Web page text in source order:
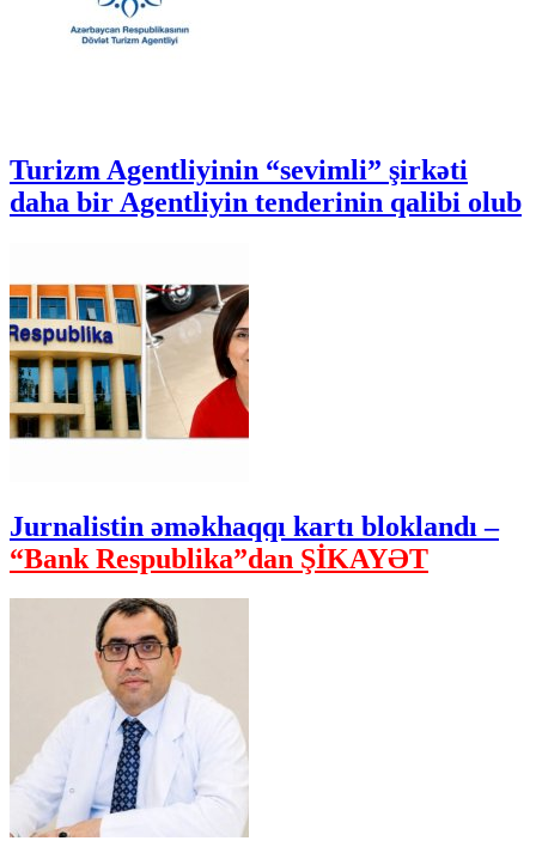
Turizm Agentliyinin “sevimli” şirkəti
daha bir Agentliyin tenderinin qalibi olub
Jurnalistin əməkhaqqı kartı bloklandı –
“Bank Respublika”dan ŞİKAYƏT